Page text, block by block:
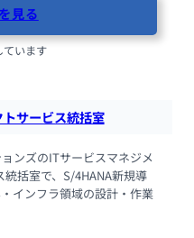
見る
います
トサービス統括室
ンズのITサービスマネジメ
括室で、S/4HANA新規導
インフラ領域の設計・作業